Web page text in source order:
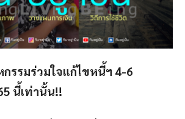
กรรมร่วมใจแก้ไขหนี้ฯ 4-6
นี้เท่านั้น!!